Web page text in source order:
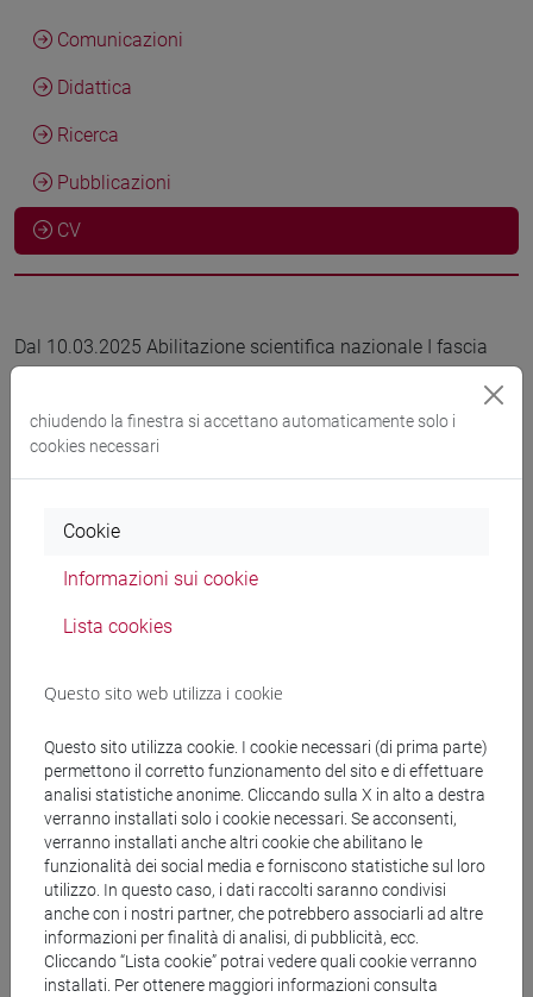
Comunicazioni
Didattica
Ricerca
Pubblicazioni
CV
Dal 10.03.2025 Abilitazione scientifica nazionale I fascia
settore concorsuale 13/B1 Economia Aziendale
Dal 01.04.2019 Professore Associato di Economia
Da 01.01.2004 a 31.03.2019 Ricercatore Universitario in
Imprese, Università degli Studi di Udine
Laurea in Economia Aziendale (110 e lode) Università Ca’
Foscari Venezia
Aree di competenza:
chiudendo la finestra si accettano automaticamente solo i
cookies necessari
Cookie
Informazioni sui cookie
Lista cookies
Questo sito web utilizza i cookie
Questo sito utilizza cookie. I cookie necessari (di prima parte)
permettono il corretto funzionamento del sito e di effettuare
analisi statistiche anonime. Cliccando sulla X in alto a destra
verranno installati solo i cookie necessari. Se acconsenti,
verranno installati anche altri cookie che abilitano le
funzionalità dei social media e forniscono statistiche sul loro
utilizzo. In questo caso, i dati raccolti saranno condivisi
anche con i nostri partner, che potrebbero associarli ad altre
informazioni per finalità di analisi, di pubblicità, ecc.
Cliccando “Lista cookie” potrai vedere quali cookie verranno
installati. Per ottenere maggiori informazioni consulta